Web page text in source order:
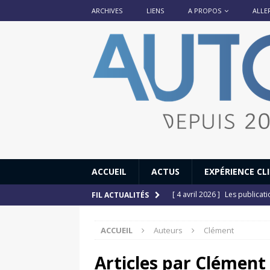
ARCHIVES LIENS A PROPOS
ACCUEIL ACTUS EXPÉRIENCE
FIL ACTUALITÉS [ 4 avril 2026 ] Les
[ 12 juillet 2025 ] 14 juillet :
[ 6 juillet 2025 ]
Renault
ACCUEIL Auteurs Clément
Articles par Clément